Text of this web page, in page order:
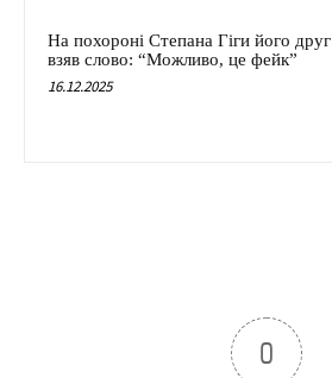
На похороні Степана Гіги його друг
взяв слово: “Можливо, це фейк”
16.12.2025
0